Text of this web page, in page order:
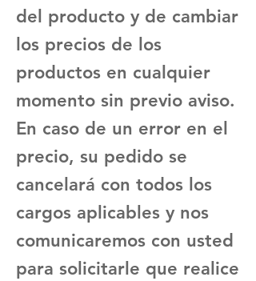
del producto y de cambiar
los precios de los
productos en cualquier
momento sin previo aviso.
En caso de un error en el
precio, su pedido se
cancelará con todos los
cargos aplicables y nos
comunicaremos con usted
para solicitarle que realice